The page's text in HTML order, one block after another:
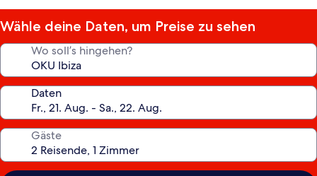
Wähle deine Daten, um Preise zu sehen
Wo soll’s hingehen?
Daten
Gäste